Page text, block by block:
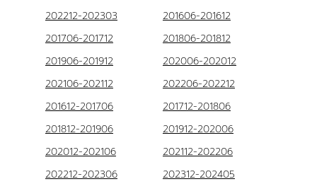
202212-202303
201606-201612
201706-201712
201806-201812
201906-201912
202006-202012
202106-202112
202206-202212
201612-201706
201712-201806
201812-201906
201912-202006
202012-202106
202112-202206
202212-202306
202312-202405